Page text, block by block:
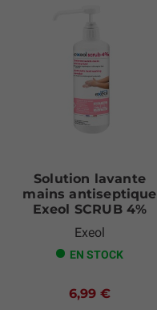
Solution lavante
mains antiseptique
Exeol SCRUB 4%
Exeol
EN STOCK
6,99 €